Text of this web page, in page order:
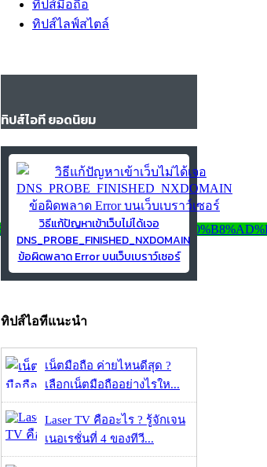
ทิปส์มือถือ
ทิปส์ไลฟ์สไตล์
ทิปส์ไอที ยอดนิยม
วิธีแก้ปัญหาเข้าเว็บไม่ได้เจอ
DNS_PROBE_FINISHED_NXDOMAIN
ข้อผิดพลาด Error บนเว็บเบราว์เซอร์
ทิปส์ไอทีแนะนำ
เน็ตมือถือ ค่ายไหนดีสุด ?
เลือกเน็ตมือถืออย่างไรให...
Laser TV คืออะไร ? รู้จักเจน
เนอเรชั่นที่ 4 ของทีวี...